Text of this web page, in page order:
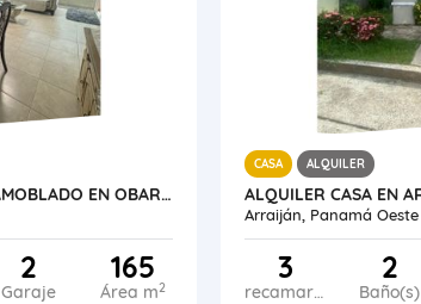
ALQUILER APARTAMENTO AMOBLADO EN OBARRIO PH SUNRISE
2
Garaje
165
Área m2
CASA ALQUILER
Arraiján, Panamá Oeste
3
recamaras
2
Baño(s)